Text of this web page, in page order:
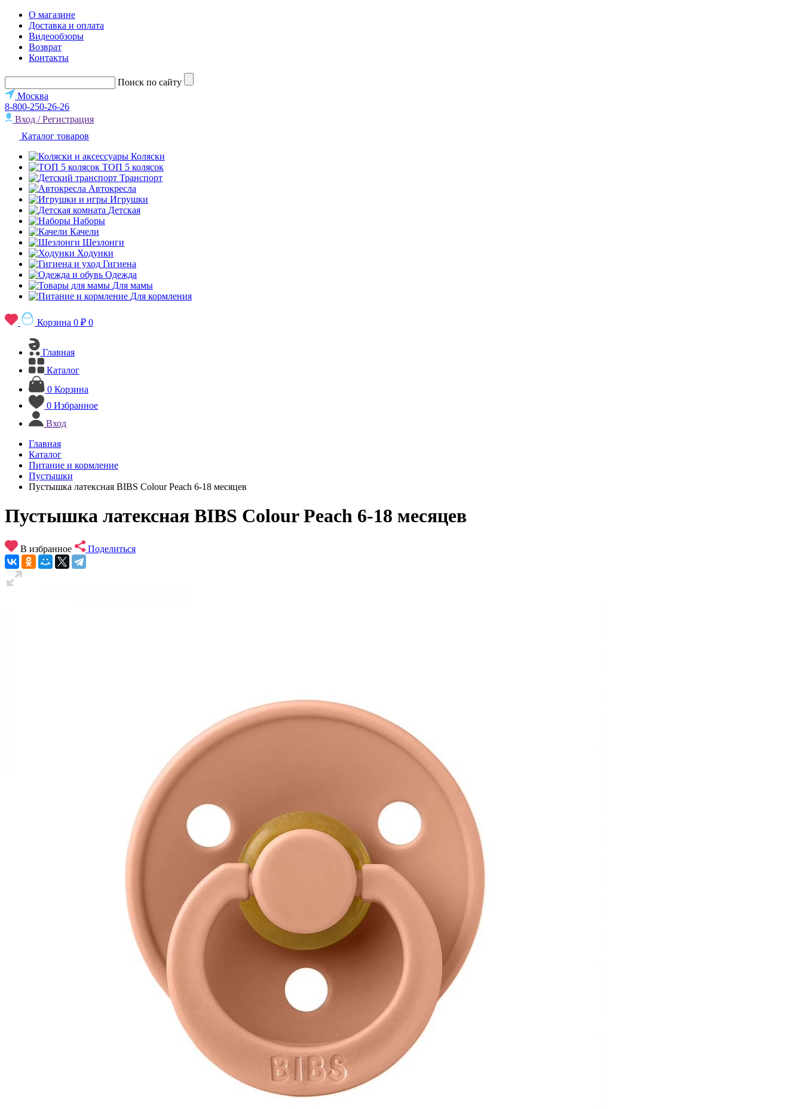
О магазине
Доставка и оплата
Видеообзоры
Возврат
Контакты
Поиск по сайту
Москва
8-800-250-26-26
Вход / Регистрация
Каталог товаров
Коляски
ТОП 5 колясок
Транспорт
Автокресла
Игрушки
Детская
Наборы
Качели
Шезлонги
Ходунки
Гигиена
Одежда
Для мамы
Для кормления
Корзина 0 ₽ 0
Главная
Каталог
0 Корзина
0 Избранное
Вход
Главная
Каталог
Питание и кормление
Пустышки
Пустышка латексная BIBS Colour Peach 6-18 месяцев
Пустышка латексная BIBS Colour Peach 6-18 месяцев
В избранное Поделиться